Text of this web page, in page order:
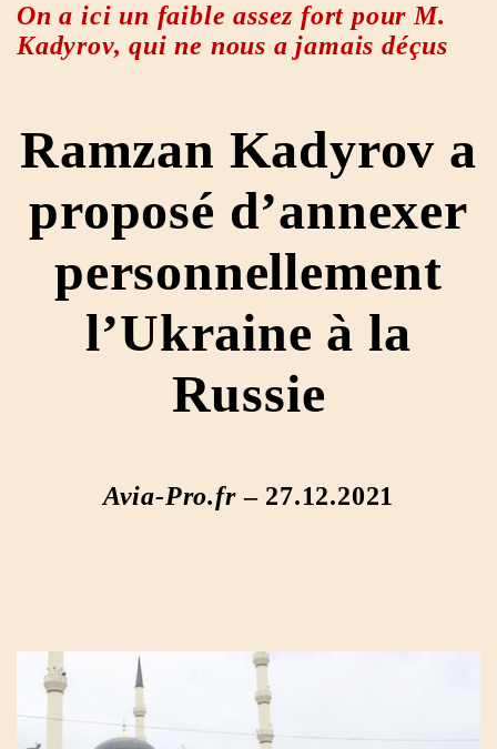
On a ici un faible assez fort pour M.
Kadyrov, qui ne nous a jamais déçus
Ramzan Kadyrov a
proposé d’annexer
personnellement
l’Ukraine à la
Russie
Avia-Pro.fr– 27.12.2021